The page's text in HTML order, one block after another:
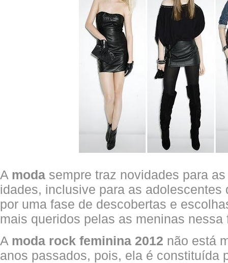
A moda sempre traz novidades para
idades, inclusive para as adolescentes
por uma fase de descobertas e
mais queridos pelas as meninas nessa
A moda rock feminina 2012 não está
anos passados, pois, ela é constituída